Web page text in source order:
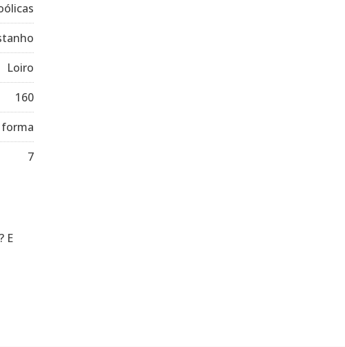
Loiro
160
forma
7
E